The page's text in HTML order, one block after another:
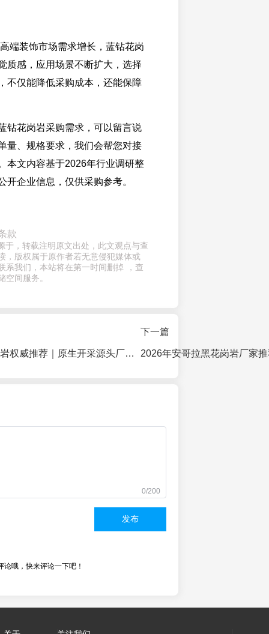
端装饰市场需求增长，蓝钻花岗
质感，应用场景不断扩大，选择
不仅能降低采购成本，还能保障
钻花岗岩采购需求，可以留言说
量、规格要求，我们会帮您对接
本文内容基于2026年行业调研整
开企业信息，仅供采购参考。
款
于，转载注明原文出处，此文观点与查
，版权属于原作者若无意侵犯媒体或
系我们，本站将在第一时间删掉 ，查
空间服务。
2026库班绿花岗岩权威推荐｜原生开采源头厂矿一体直供厂家指南
下一篇
0/200
发布
论哦，快来评论一下吧！